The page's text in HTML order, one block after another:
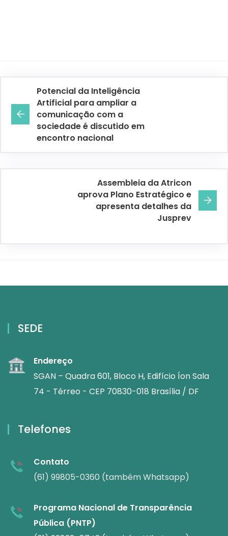
Potencial da Inteligência
Artificial para ampliar a
comunicação com a
sociedade é discutido em
encontro nacional
Assembleia da Atricon
aprova Plano Estratégico e
apresenta detalhes da
Jusprev
SEDE
Endereço
SGAN – Quadra 601, Bloco H, Edifício Íon Sala
74 - Térreo - CEP 70830-018 Brasília / DF
Telefones
Contato
(61) 99805-0360 (também Whatsapp)
Programa Nacional de Transparência
Pública (PNTP)